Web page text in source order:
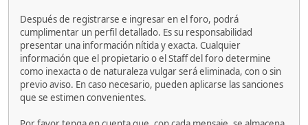
Después de registrarse e ingresar en el foro, podrá
cumplimentar un perfil detallado. Es su responsabilidad
presentar una información nítida y exacta. Cualquier
información que el propietario o el Staff del foro determine
como inexacta o de naturaleza vulgar será eliminada, con o sin
previo aviso. En caso necesario, pueden aplicarse las sanciones
que se estimen convenientes.